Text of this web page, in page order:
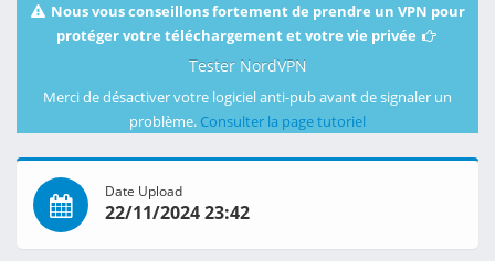
Nous vous conseillons fortement de prendre un VPN pour
protéger votre téléchargement et votre vie privée
Tester NordVPN
Merci de désactiver votre logiciel anti-pub avant de signaler un
problème. Consulter la page tutoriel
Date Upload
22/11/2024 23:42